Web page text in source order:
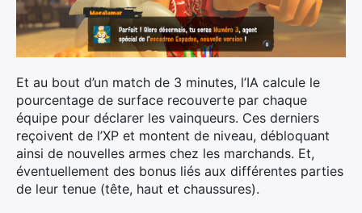
Et au bout d’un match de 3 minutes, l’IA calcule le
pourcentage de surface recouverte par chaque
équipe pour déclarer les vainqueurs. Ces derniers
reçoivent de l’XP et montent de niveau, débloquant
ainsi de nouvelles armes chez les marchands. Et,
éventuellement des bonus liés aux différentes parties
de leur tenue (tête, haut et chaussures).